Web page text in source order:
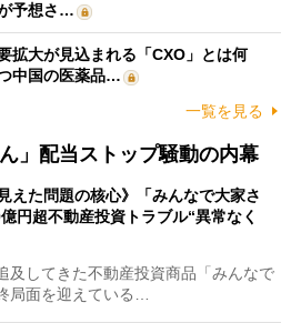
予想さ…
拡大が見込まれる「CXO」とは何
中国の医薬品…
一覧を見る
」配当ストップ騒動の内幕
えた問題の核心》「みんなで大家さ
円超不動産投資トラブル“異常なく
してきた不動産投資商品「みんなで
局面を迎えている…